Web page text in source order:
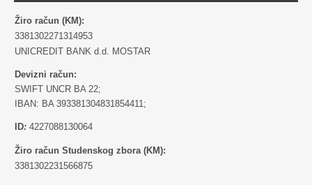
Žiro račun (KM):
3381302271314953
UNICREDIT BANK d.d. MOSTAR
Devizni račun:
SWIFT UNCR BA 22;
IBAN: BA 393381304831854411;
ID: 4227088130064
Žiro račun Studenskog zbora (KM):
3381302231566875